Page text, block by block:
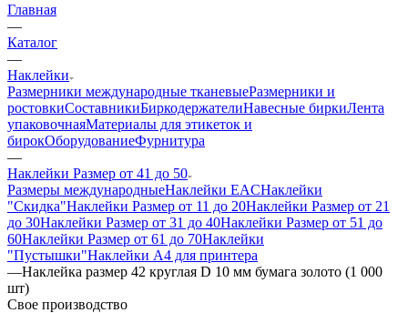
Главная
—
Каталог
—
Наклейки
Размерники международные тканевыеРазмерники и
ростовкиСоставникиБиркодержателиНавесные биркиЛента
упаковочнаяМатериалы для этикеток и
бирокОборудованиеФурнитура
—
Наклейки Размер от 41 до 50
Размеры международныеНаклейки EACНаклейки
"Скидка"Наклейки Размер от 11 до 20Наклейки Размер от 21
до 30Наклейки Размер от 31 до 40Наклейки Размер от 51 до
60Наклейки Размер от 61 до 70Наклейки
"Пустышки"Наклейки А4 для принтера
—Наклейка размер 42 круглая D 10 мм бумага золото (1 000
шт)
Свое производство